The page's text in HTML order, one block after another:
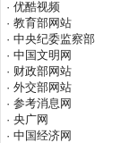
· 优酷视频
· 教育部网站
· 中央纪委监察部
· 中国文明网
· 财政部网站
· 外交部网站
· 参考消息网
· 央广网
· 中国经济网